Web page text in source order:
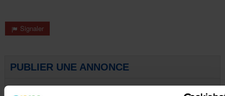
Signaler
PUBLIER UNE ANNONCE